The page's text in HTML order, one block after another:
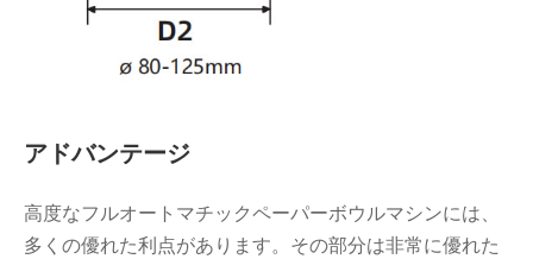
アドバンテージ
高度なフルオートマチックペーパーボウルマシンには、
多くの優れた利点があります。その部分は非常に優れた